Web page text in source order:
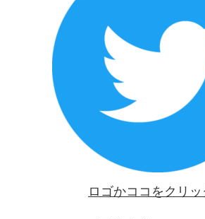
ロゴかココをクリッ